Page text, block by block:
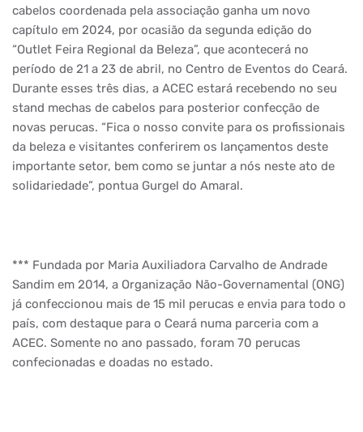
cabelos coordenada pela associação ganha um novo
capítulo em 2024, por ocasião da segunda edição do
“Outlet Feira Regional da Beleza”, que acontecerá no
período de 21 a 23 de abril, no Centro de Eventos do Ceará.
Durante esses três dias, a ACEC estará recebendo no seu
stand mechas de cabelos para posterior confecção de
novas perucas. “Fica o nosso convite para os profissionais
da beleza e visitantes conferirem os lançamentos deste
importante setor, bem como se juntar a nós neste ato de
solidariedade”, pontua Gurgel do Amaral.
*** Fundada por Maria Auxiliadora Carvalho de Andrade
Sandim em 2014, a Organização Não-Governamental (ONG)
já confeccionou mais de 15 mil perucas e envia para todo o
país, com destaque para o Ceará numa parceria com a
ACEC. Somente no ano passado, foram 70 perucas
confecionadas e doadas no estado.